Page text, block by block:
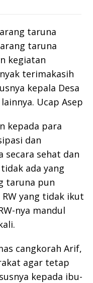
taruna
taruna
kegiatan
terimakasih
kepala Desa
Ucap Asep
kepada para
dan
secara sehat dan
ada yang
taruna pun
yang tidak ikut
nya mandul
cangkorah Arif,
agar tetap
kepada ibu-